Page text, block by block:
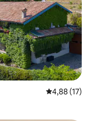
4,88 av 5 i
4,88 (17)